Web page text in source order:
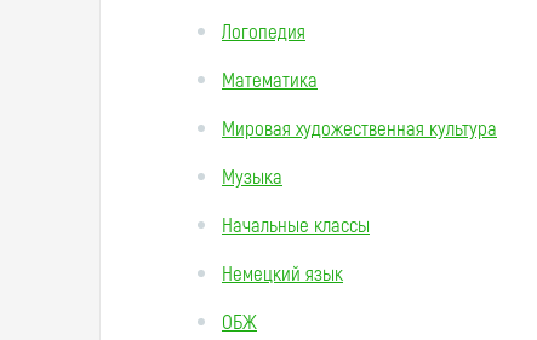
Логопедия
Математика
Мировая художественная культура
Музыка
Начальные классы
Немецкий язык
ОБЖ